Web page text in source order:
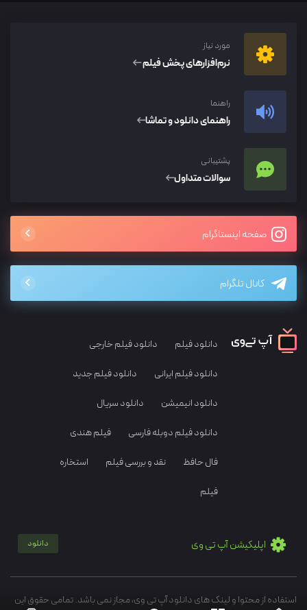
مورد نیاز
نرم‌افزار‌های پخش فیلم
راهنما
راهنمای دانلود و تماشا
پشتیبانی
سوالات متداول
صفحه اینستاگرام
کانال تلگرام
دانلود فیلم دانلود فیلم خارجی
دانلود فیلم ایرانی دانلود فیلم جدید
دانلود انیمیشن دانلود سریال
دانلود فیلم دوبله فارسی فیلم هندی
فال حافظ نقد و بررسی فیلم استخاره
فیلم
اپلیکیشن آپ تی وی دانلود
استفاده از محتوا و لینک های دانلود آپ تی وی، مجاز نمی باشد. تمامی حقوق این